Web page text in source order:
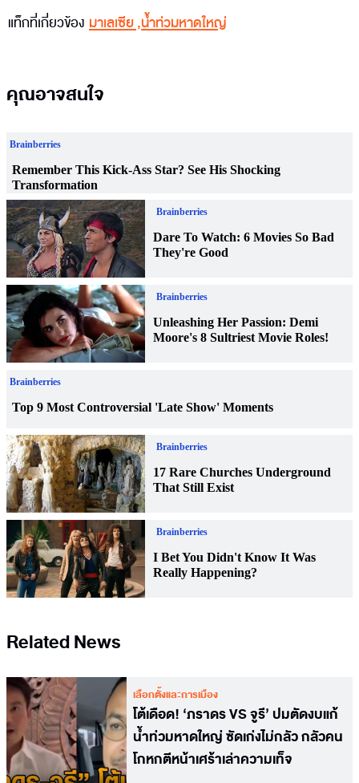
แท็กที่เกี่ยวข้อง มาเลเซีย,น้ำท่วมหาดใหญ่
คุณอาจสนใจ
Related News
เลือกตั้งและการเมือง
โต้เดือด! ‘ภราดร VS จูรี’ ปมตัดงบแก้
น้ำท่วมหาดใหญ่ ซัดเก่งไม่กลัว กลัวคน
โกหกตีหน้าเศร้าเล่าความเท็จ